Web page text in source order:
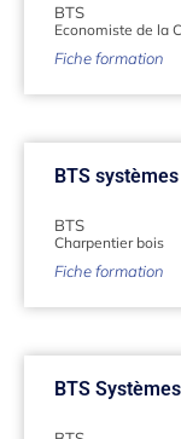
BTS
Economiste de la
Fiche formation
BTS
BTS
Charpentier bois
Fiche formation
BTS